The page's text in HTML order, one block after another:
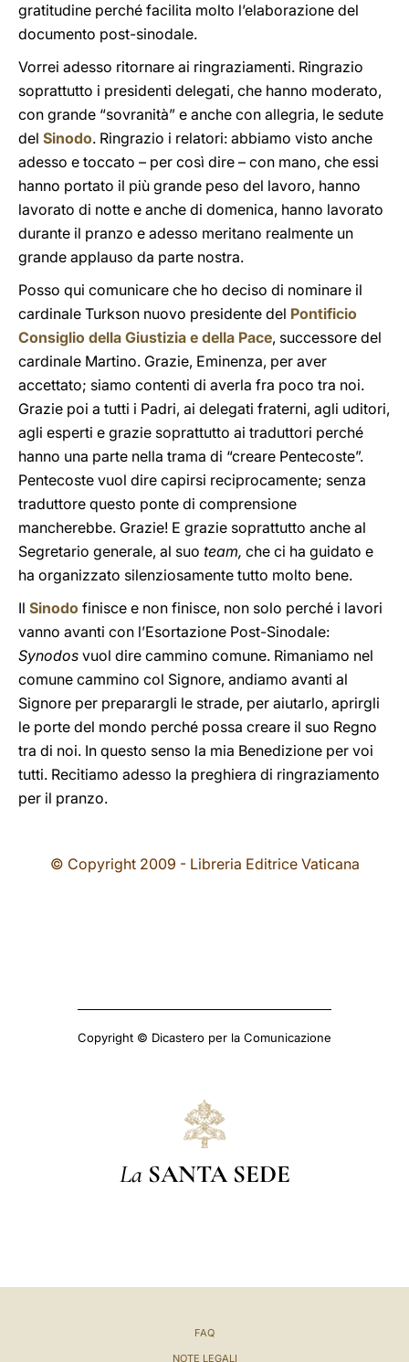
gratitudine perché facilita molto l’elaborazione del
documento post-sinodale.
Vorrei adesso ritornare ai ringraziamenti. Ringrazio
soprattutto i presidenti delegati, che hanno moderato,
con grande “sovranità” e anche con allegria, le sedute
del Sinodo. Ringrazio i relatori: abbiamo visto anche
adesso e toccato – per così dire – con mano, che essi
hanno portato il più grande peso del lavoro, hanno
lavorato di notte e anche di domenica, hanno lavorato
durante il pranzo e adesso meritano realmente un
grande applauso da parte nostra.
Posso qui comunicare che ho deciso di nominare il
cardinale Turkson nuovo presidente del Pontificio
Consiglio della Giustizia e della Pace, successore del
cardinale Martino. Grazie, Eminenza, per aver
accettato; siamo contenti di averla fra poco tra noi.
Grazie poi a tutti i Padri, ai delegati fraterni, agli uditori,
agli esperti e grazie soprattutto ai traduttori perché
hanno una parte nella trama di “creare Pentecoste”.
Pentecoste vuol dire capirsi reciprocamente; senza
traduttore questo ponte di comprensione
mancherebbe. Grazie! E grazie soprattutto anche al
Segretario generale, al suo team, che ci ha guidato e
ha organizzato silenziosamente tutto molto bene.
Il Sinodo finisce e non finisce, non solo perché i lavori
vanno avanti con l’Esortazione Post-Sinodale:
Synodos vuol dire cammino comune. Rimaniamo nel
comune cammino col Signore, andiamo avanti al
Signore per preparargli le strade, per aiutarlo, aprirgli
le porte del mondo perché possa creare il suo Regno
tra di noi. In questo senso la mia Benedizione per voi
tutti. Recitiamo adesso la preghiera di ringraziamento
per il pranzo.
© Copyright 2009 - Libreria Editrice Vaticana
Copyright © Dicastero per la Comunicazione
La SANTA SEDE
FAQ
NOTE LEGALI